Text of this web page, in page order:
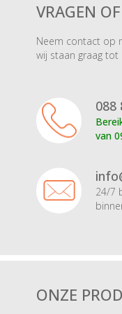
VRAGEN
Neem contact op
wij staan graag tot
088
van
24/7
ONZE